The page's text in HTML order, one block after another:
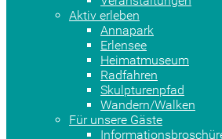
Aktiv erleben
Annapark
Erlensee
Heimatmuseum
Radfahren
Skulpturenpfad
Wandern/Walken
Für unsere Gäste